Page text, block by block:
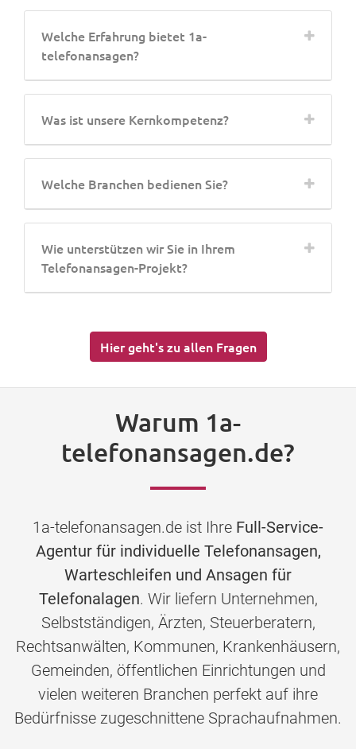
Welche Erfahrung bietet 1a-
telefonansagen?
Was ist unsere Kernkompetenz?
Welche Branchen bedienen Sie?
Wie unterstützen wir Sie in Ihrem
Telefonansagen-Projekt?
Hier geht's zu allen Fragen
Warum 1a-
telefonansagen.de?
1a-telefonansagen.de ist Ihre Full-Service-
Agentur für individuelle Telefonansagen,
Warteschleifen und Ansagen für
Telefonalagen. Wir liefern Unternehmen,
Selbstständigen, Ärzten, Steuerberatern,
Rechtsanwälten, Kommunen, Krankenhäusern,
Gemeinden, öffentlichen Einrichtungen und
vielen weiteren Branchen perfekt auf ihre
Bedürfnisse zugeschnittene Sprachaufnahmen.